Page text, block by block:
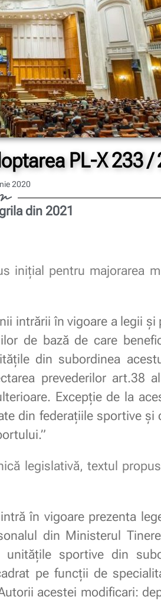
PL-X 233 /
2020
din 2021
inițial pentru majorarea
intrării în vigoare a legii
de bază de care
din subordinea
prevederilor art.38
Excepție de la
din federațiile sportive
legislativă, textul
în vigoare prezenta
din Ministerul
sportive din
pe funcții de
acestei modificari: